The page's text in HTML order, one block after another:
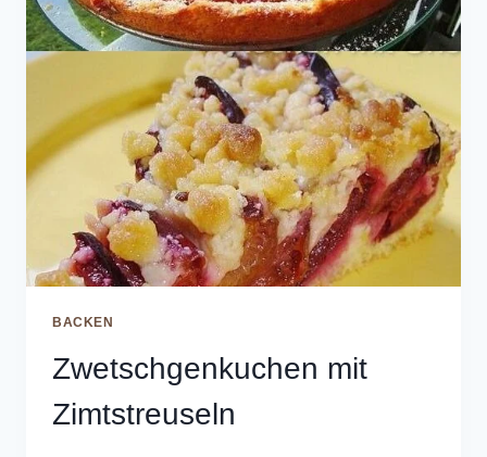
BACKEN
Zwetschgenkuchen mit
Zimtstreuseln